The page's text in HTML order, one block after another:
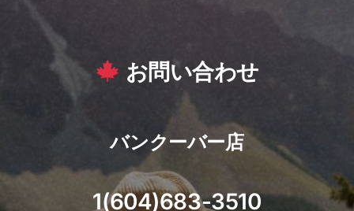
お問い合わせ
バンクーバー店
1(604)683-3510